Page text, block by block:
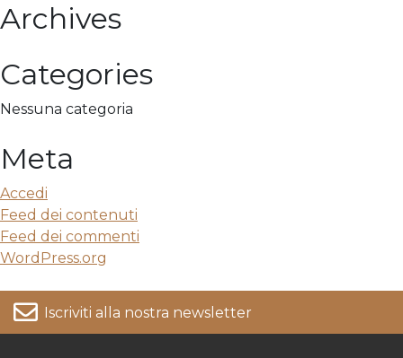
Archives
Categories
Nessuna categoria
Meta
Accedi
Feed dei contenuti
Feed dei commenti
WordPress.org
Iscriviti alla nostra newsletter